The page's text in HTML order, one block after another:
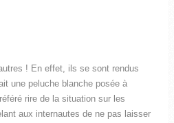
! En effet, ils se sont rendus
une peluche blanche posée à
rire de la situation sur les
aux internautes de ne pas laisser